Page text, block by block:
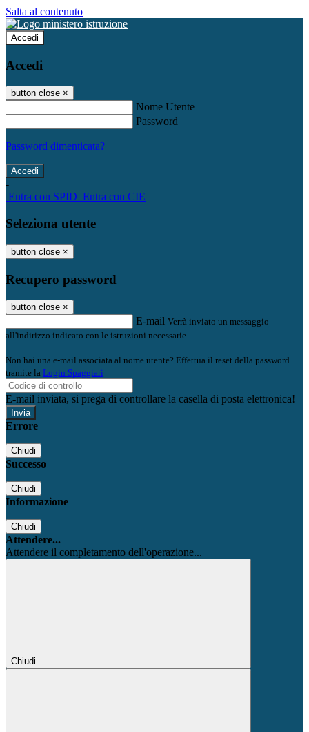
Salta al contenuto
Accedi
Accedi
button close ×
Nome Utente
Password
Password dimenticata?
-
Entra con SPID Entra con CIE
Seleziona utente
button close ×
Recupero password
button close ×
E-mail Verrà inviato un messaggio
all'indirizzo indicato con le istruzioni necessarie.
Non hai una e-mail associata al nome utente? Effettua il reset della password
tramite la Login Spaggiari
E-mail inviata, si prega di controllare la casella di posta elettronica!
Errore
Chiudi
Successo
Chiudi
Informazione
Chiudi
Attendere...
Attendere il completamento dell'operazione...
Chiudi